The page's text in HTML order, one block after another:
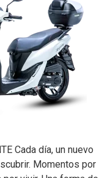
Cada día, un nuevo
Momentos por